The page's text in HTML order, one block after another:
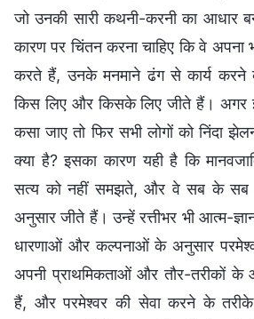
जो उनकी सारी कथनी-करनी का आधार
कारण पर चिंतन करना चाहिए कि वे अपना
करते हैं, उनके मनमाने ढंग से कार्य करने
किस लिए और किसके लिए जीते हैं। अगर
कसा जाए तो फिर सभी लोगों को निंदा
क्या है? इसका कारण यही है कि
सत्य को नहीं समझते, और वे सब के सब
अनुसार जीते हैं। उन्हें रत्तीभर भी आत्म-
धारणाओं और कल्पनाओं के अनुसार
अपनी प्राथमिकताओं और तौर-तरीकों के
हैं, और परमेश्वर की सेवा करने के तरीके में